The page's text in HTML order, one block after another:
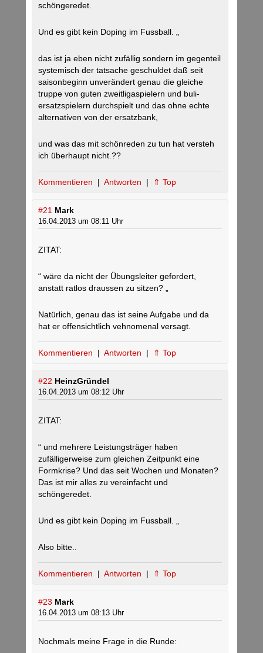
schöngeredet.
Und es gibt kein Doping im Fussball. „
das ist ja eben nicht zufällig sondern im gegenteil
systemisch der tatsache geschuldet daß seit
saisonbeginn unverändert genau die gleiche
truppe von guten zweitligaspielern und buli-
ersatzspielern durchspielt und das ohne echte
alternativen von der ersatzbank,
und was das mit schönreden zu tun hat versteh
ich überhaupt nicht.??
Kommentieren | Antworten | ⇑ Top
#21 Mark
16.04.2013 um 08:11 Uhr
ZITAT:
“ wäre da nicht der Übungsleiter gefordert,
anstatt ratlos draussen zu sitzen? „
Natürlich, genau das ist seine Aufgabe und da
hat er offensichtlich vehnomenal versagt.
Kommentieren | Antworten | ⇑ Top
#22 HeinzGründel
16.04.2013 um 08:12 Uhr
ZITAT:
“ und mehrere Leistungsträger haben
zufälligerweise zum gleichen Zeitpunkt eine
Formkrise? Und das seit Wochen und Monaten?
Das ist mir alles zu vereinfacht und
schöngeredet.
Und es gibt kein Doping im Fussball. „
Also bitte..
Kommentieren | Antworten | ⇑ Top
#23 Mark
16.04.2013 um 08:13 Uhr
Nochmals meine Frage in die Runde: